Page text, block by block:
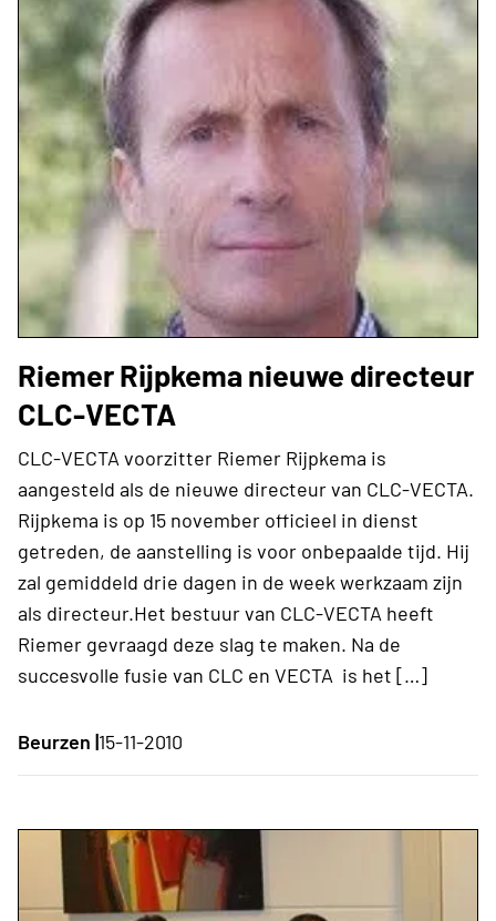
Riemer Rijpkema nieuwe directeur
CLC-VECTA
CLC-VECTA voorzitter Riemer Rijpkema is
aangesteld als de nieuwe directeur van CLC-VECTA.
Rijpkema is op 15 november officieel in dienst
getreden, de aanstelling is voor onbepaalde tijd. Hij
zal gemiddeld drie dagen in de week werkzaam zijn
als directeur.Het bestuur van CLC-VECTA heeft
Riemer gevraagd deze slag te maken. Na de
succesvolle fusie van CLC en VECTA is het […]
Beurzen |15-11-2010